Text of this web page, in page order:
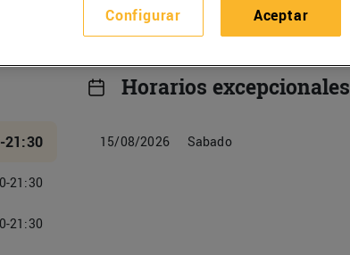
21:30
21:30
21:30
Horarios excepcionales
15/08/2026 Sabado
Configurar Aceptar